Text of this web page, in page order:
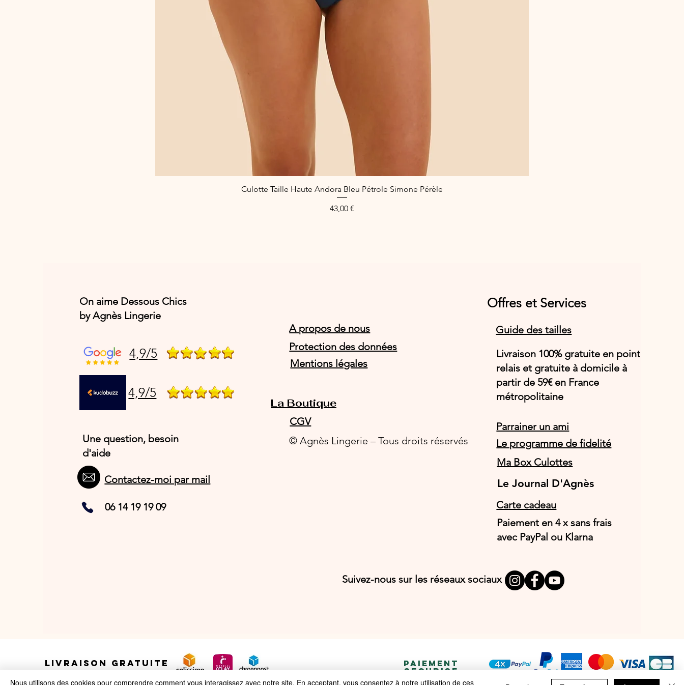
Quick View
Culotte Taille Haute Andora Bleu Pétrole Simone Pérèle
Price
43,00 €
On aime Dessous Chics
by Agnès Lingerie
4,9/5
4,9/5
Une question, besoin
d'aide
Contactez-moi par mail
06 14 19 19 09
Offres et Services
A propos de nous
Protection des données
Mentions légales
Guide des tailles
Livraison 100% gratuite en point
relais et gratuite à domicile à
partir de 59€ en France
métropolitaine
CGV
Parrainer un ami
Le programme de fidelité
© Agnès Lingerie – Tous droits réservés
Ma Box Culottes
Le Journal D'Agnès
Le Journal D'Agnès
Carte cadeau
Paiement en 4 x sans frais
avec PayPal ou Klarna
Suivez-nous sur les réseaux sociaux
La Boutique
LIVRAISON GRATUITE PAIEMENT
SECURISE
Nous utilisons des cookies pour comprendre comment vous interagissez avec notre site. En acceptant, vous consentez à notre utilisation de ces